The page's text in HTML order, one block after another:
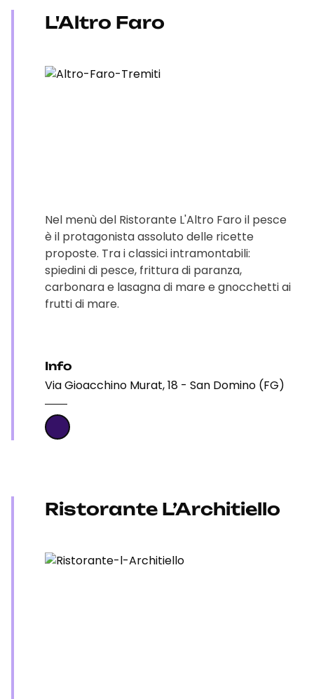
L'Altro Faro
Nel menù del Ristorante L'Altro Faro il pesce
è il protagonista assoluto delle ricette
proposte. Tra i classici intramontabili:
spiedini di pesce, frittura di paranza,
carbonara e lasagna di mare e gnocchetti ai
frutti di mare.
Info
Via Gioacchino Murat, 18 - San Domino (FG)
Ristorante L’Architiello